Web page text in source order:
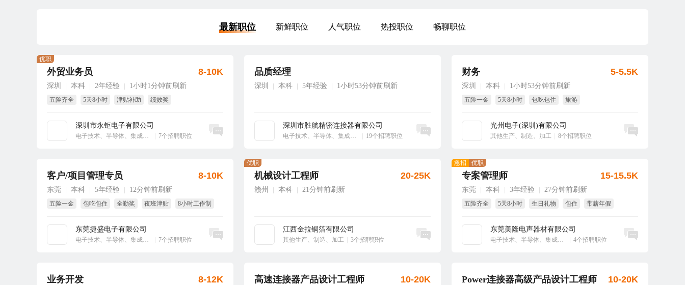
最新职位 新鲜职位 人气职位 热投职位 畅聊职位
外贸业务员
深圳 本科 2年经验 1小时1分钟前刷新
五险齐全 5天8小时 津贴补助
绩效奖
深圳市永钜电子有限公司
电子技术、半导体、集成电路 7个招聘职位
优职
8-10K
立即沟通
品质经理
深圳 本科 5年经验 1小时53分钟前刷新
深圳市胜航精密连接器有限公司
电子技术、半导体、集成电路 19个招聘职位
立即沟通
财务
深圳 本科 1小时53分钟前刷新
五险一金 5天8小时 包吃包住
旅游
光州电子(深圳)有限公司
其他生产、制造、加工 8个招聘职位
5-5.5K
立即沟通
客户/项目管理专员
东莞 本科 5年经验 12分钟前刷新
五险一金 包吃包住 全勤奖 夜班津贴
8小时工作制
东莞捷盛电子有限公司
电子技术、半导体、集成电路 7个招聘职位
8-10K
立即沟通
机械设计工程师
赣州 本科 21分钟前刷新
江西金拉铜箔有限公司
其他生产、制造、加工 3个招聘职位
优职
20-25K
立即沟通
专案管理师
东莞 本科 3年经验 27分钟前刷新
五险齐全 5天8小时 生日礼物 包住 带薪年假
东莞美隆电声器材有限公司
电子技术、半导体、集成电路 4个招聘职位
急招 优职
15-15.5K
立即沟通
业务开发 8-12K 高速连接器产品设计工程师 10-20K Power连接器高级产品设计工程师 10-20K